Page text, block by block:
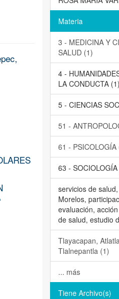
Materia
3 - MEDICINA Y
SALUD (1)
4 -
LA CONDUCTA (1)
5 - CIENCIAS
51 -
61 - PSICOLOGÍA
63 -
servicios de
Morelos,
evaluación,
de salud, estudio
Tlayacapan,
Tlalnepantla (1)
... más
Tiene Archivo(s)